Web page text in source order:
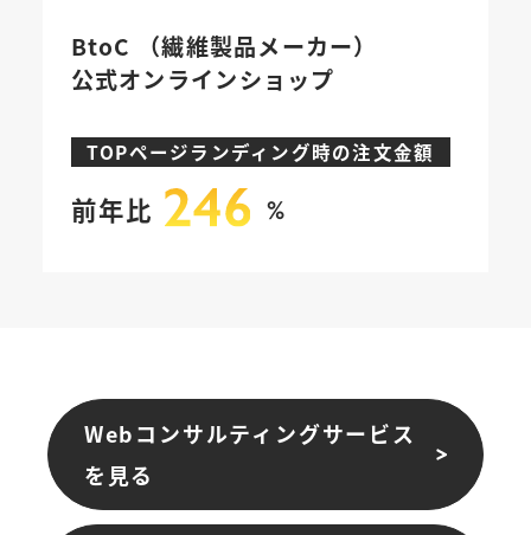
BtoC （繊維製品メーカー）
公式オンラインショップ
TOPページランディング時の注文金額
前年比 %
Webコンサルティングサービス
を見る